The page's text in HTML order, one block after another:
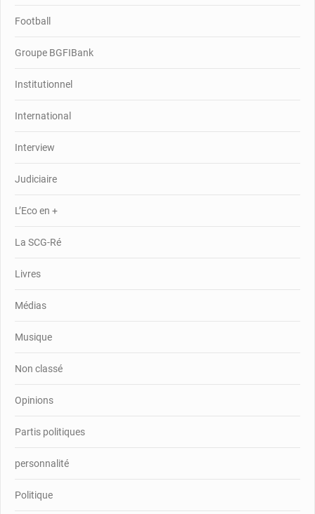
Football
Groupe BGFIBank
Institutionnel
International
Interview
Judiciaire
L’Eco en +
La SCG-Ré
Livres
Médias
Musique
Non classé
Opinions
Partis politiques
personnalité
Politique